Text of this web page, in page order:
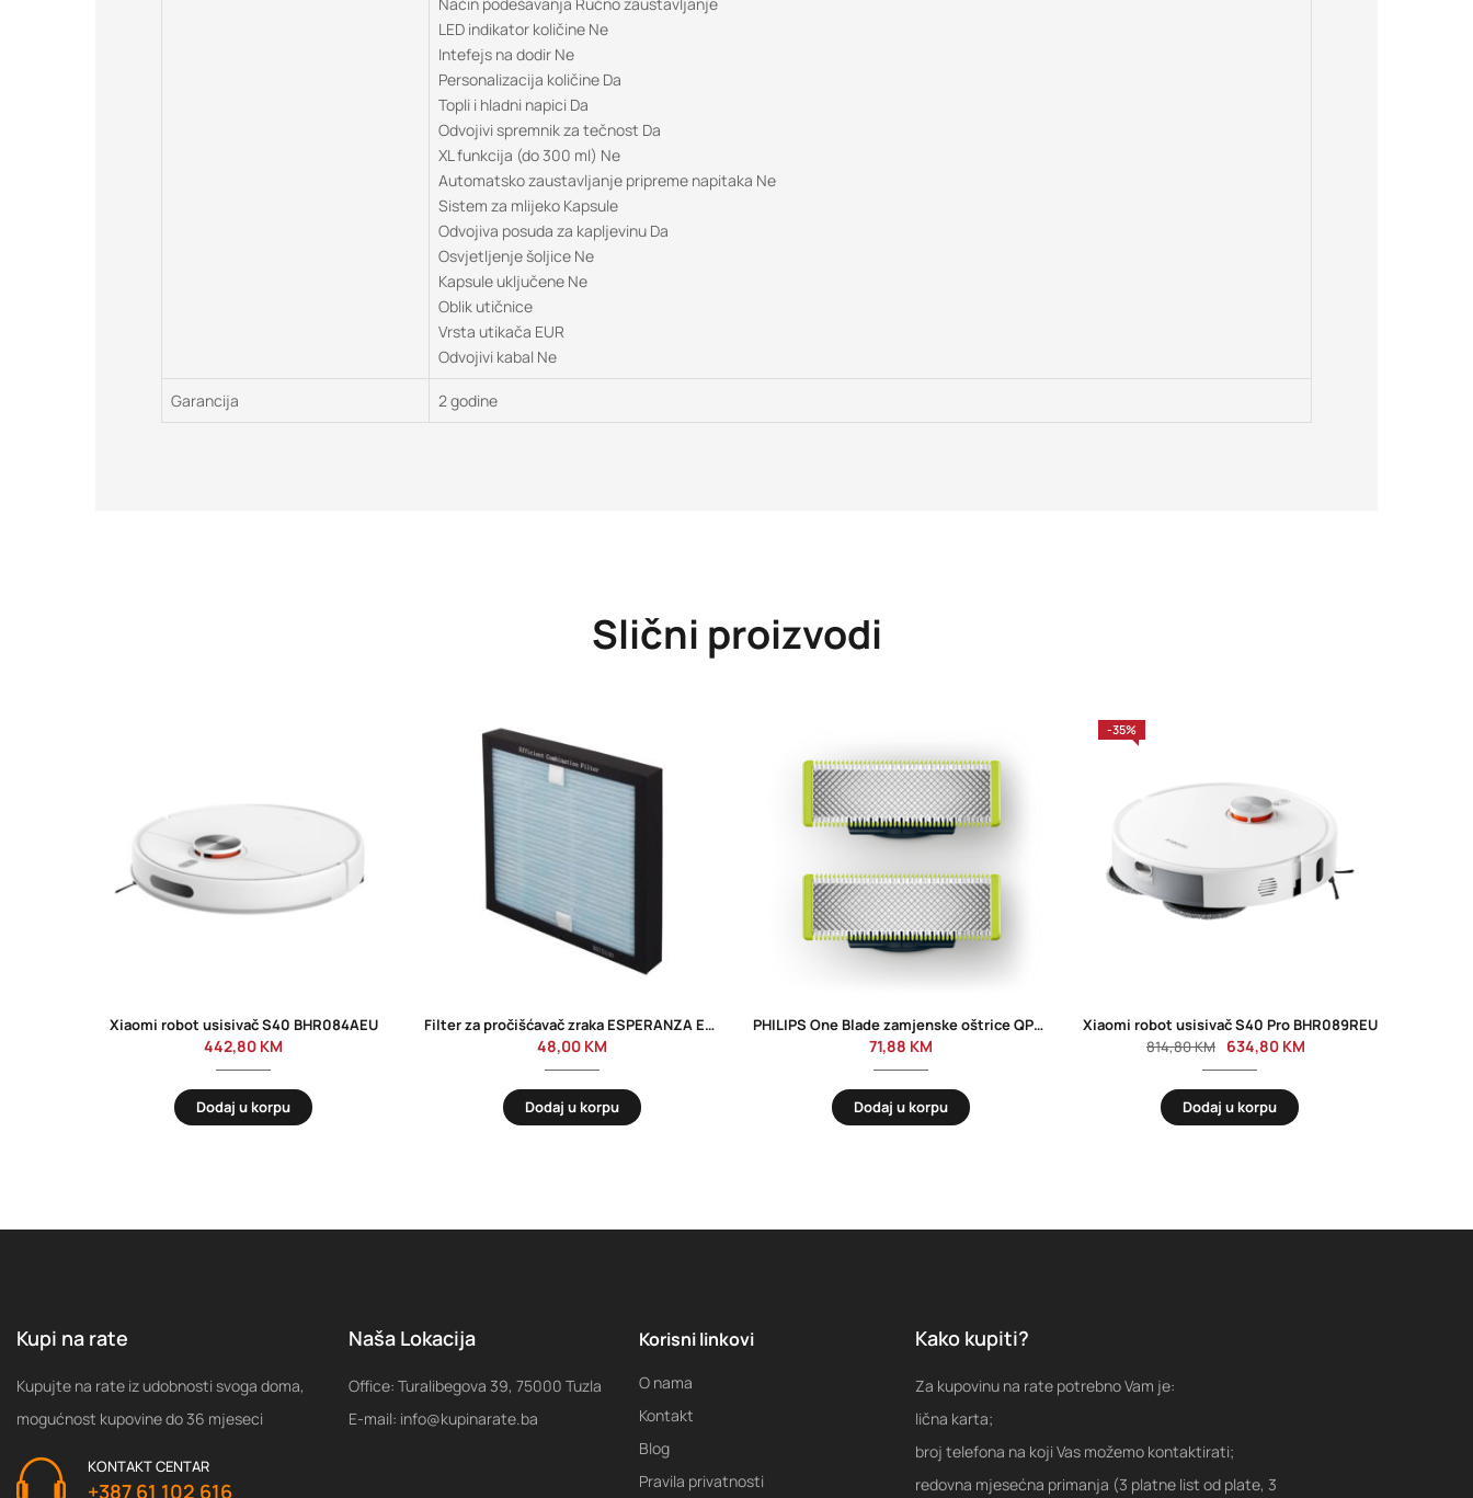
Način podešavanja Ručno zaustavljanje
LED indikator količine Ne
Intefejs na dodir Ne
Personalizacija količine Da
Topli i hladni napici Da
Odvojivi spremnik za tečnost Da
XL funkcija (do 300 ml) Ne
Automatsko zaustavljanje pripreme napitaka Ne
Sistem za mlijeko Kapsule
Odvojiva posuda za kapljevinu Da
Osvjetljenje šoljice Ne
Kapsule uključene Ne
Oblik utičnice
Vrsta utikača EUR
Odvojivi kabal Ne
Garancija 2 godine
Slični proizvodi
Xiaomi robot usisivač S40 BHR084AEU
442,80 KM
Dodaj u korpu
Filter za pročišćavač zraka ESPERANZA EHP001SP
48,00 KM
Dodaj u korpu
PHILIPS One Blade zamjenske oštrice QP220/51
71,88 KM
Dodaj u korpu
-35%
Xiaomi robot usisivač S40 Pro BHR089REU
814,80KM 634,80 KM
Dodaj u korpu
Kupi na rate
Kupujte na rate iz udobnosti svoga doma,
mogućnost kupovine do 36 mjeseci
KONTAKT CENTAR
+387 61 102 616
Naša Lokacija
Office: Turalibegova 39, 75000 Tuzla
E-mail: info@kupinarate.ba
Korisni linkovi
O nama
Kontakt
Blog
Pravila privatnosti
Kako kupiti?
Za kupovinu na rate potrebno Vam je:
lična karta;
broj telefona na koji Vas možemo kontaktirati;
redovna mjesećna primanja (3 platne list od plate, 3